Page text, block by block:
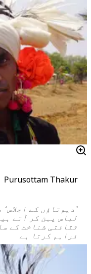
Purusottam Thakur
’دیوتاؤں کے
لباس پہن کر آتے
ثقافتی شناخت کے
فراہم کرتا ہے